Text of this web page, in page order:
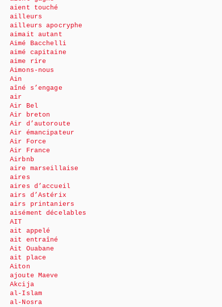
aient touché
ailleurs
ailleurs apocryphe
aimait autant
Aimé Bacchelli
aimé capitaine
aime rire
Aimons-nous
Ain
aîné s’engage
air
Air Bel
Air breton
Air d’autoroute
Air émancipateur
Air Force
Air France
Airbnb
aire marseillaise
aires
aires d’accueil
airs d’Astérix
airs printaniers
aisément décelables
AIT
ait appelé
ait entraîné
Ait Ouabane
ait place
Aiton
ajoute Maeve
Akcija
al-Islam
al-Nosra